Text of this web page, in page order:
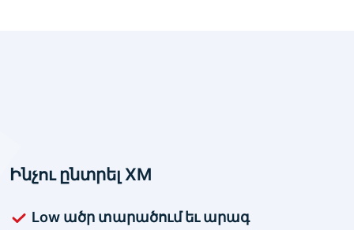
Ինչու ընտրել XM
Low ածր տարածում եւ արագ